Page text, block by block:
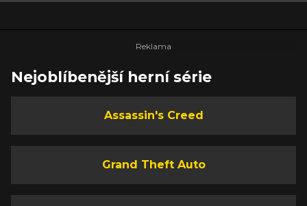
Nejoblíbenější herní série
Assassin's Creed
Grand Theft Auto